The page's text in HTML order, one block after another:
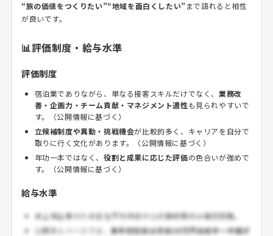
“旅の価値をつくりたい”“地域を面白くしたい” まで語れると相性
が良いです。
📊評価制度・給与水準
評価制度
宿泊業でありながら、単なる接客スキルだけでなく、 業務改
善・企画力・チーム貢献・マネジメント適性も見られやすいで
す。（公開情報に基づく）
立候補制度や異動・挑戦機会が比較的多く、キャリアを自分で
取りに行く文化があります。（公開情報に基づく）
年功一本ではなく、 役割と成果に応じた評価の色合いが強めで
す。（公開情報に基づく）
給与水準
非上場企業のため全社平均年収の公式継続開示は確認困難。
公開求人ベースでは、新卒初任給は月給20万円台前半～中盤が